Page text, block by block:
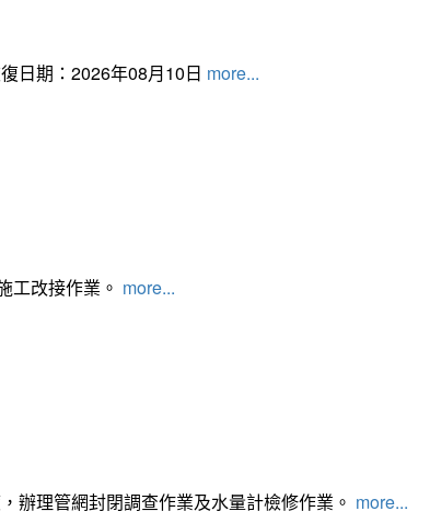
日期：2026年08月10日 more...
工改接作業。 more...
辦理管網封閉調查作業及水量計檢修作業。 more...